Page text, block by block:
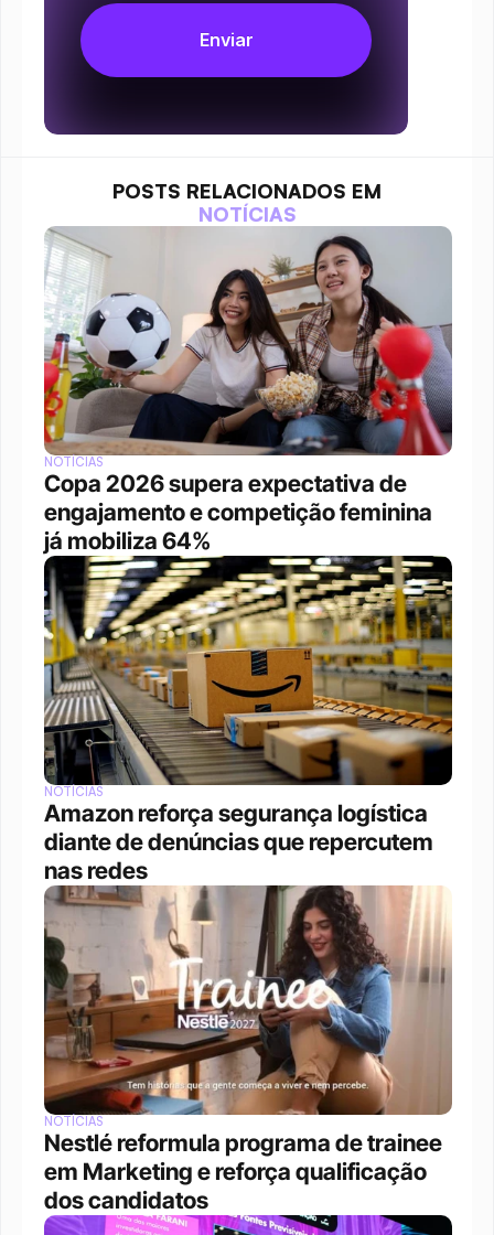
POSTS RELACIONADOS EM
NOTÍCIAS
NOTÍCIAS
Copa 2026 supera expectativa de
engajamento e competição feminina
já mobiliza 64%
NOTÍCIAS
Amazon reforça segurança logística
diante de denúncias que repercutem
nas redes
NOTÍCIAS
Nestlé reformula programa de trainee
em Marketing e reforça qualificação
dos candidatos